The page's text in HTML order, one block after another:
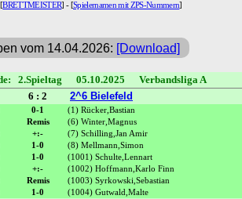
BRETTMEISTER] - [ Spielernamen mit ZPS-Nummern]
vom 14.04.2026: [Download]
2.Spieltag 05.10.2025 Verbandsliga A
6 : 2 2^6 Bielefeld
0-1 (1) Rücker,Bastian
Remis (6) Winter,Magnus
+:- (7) Schilling,Jan Amir
1-0 (8) Mellmann,Simon
1-0 (1001) Schulte,Lennart
+:- (1002) Hoffmann,Karlo Finn
Remis (1003) Syrkowski,Sebastian
1-0 (1004) Gutwald,Malte